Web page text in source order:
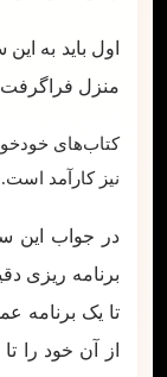
اول باید به
منزل فراگرفت
کتاب‌های
نیز کارآمد است.
در جواب این
برنامه ریزی
تا یک برنامه
از آن خود را